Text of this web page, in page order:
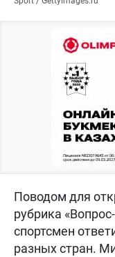
Поводом для
рубрика
спортсмен
разных стран.